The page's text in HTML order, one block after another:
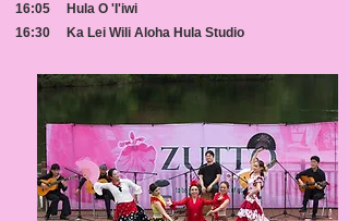
16:05 Hula O 'I'iwi
16:30 Ka Lei Wili Aloha Hula Studio